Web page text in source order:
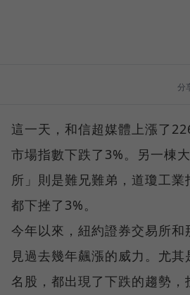
分
這一天，和信超媒體上漲了
市場指數下跌了3%。另一棟
所」則是難兄難弟，道瓊工
都下挫了3%。
今年以來，紐約證券交易所和
見過去幾年飆漲的威力。尤
名股，都出現了下跌的趨勢，